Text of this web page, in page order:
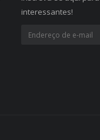
interessantes!